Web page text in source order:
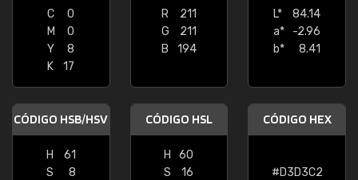
C
0
M
0
Y
8
K
17
R
211
G
211
B
194
L*
84.14
a*
-2.96
b*
8.41
CÓDIGO HSB/HSV
H
61
S
8
CÓDIGO HSL
H
60
S
16
CÓDIGO HEX
#D3D3C2